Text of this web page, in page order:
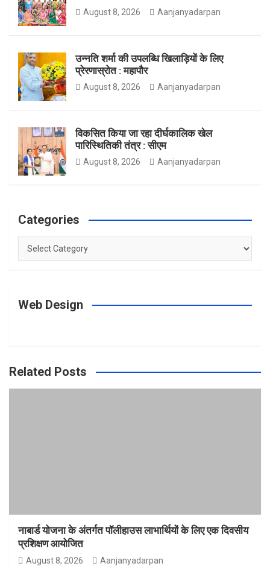
m
August 8, 2026 Aanjanyadarpan
उन्नति शर्मा की उपलब्धि खिलाड़ियों के लिए
प्रेरणास्रोत : महापौर
August 8, 2026 Aanjanyadarpan
विकसित किया जा रहा दीर्घकालिक खेल
पारिस्थितिकी तंत्र : सीएम
August 8, 2026 Aanjanyadarpan
Categories
Categories
Web Design
Related Posts
नाबार्ड योजना के अंतर्गत पॉलीहाउस लाभार्थियों के लिए एक दिवसीय
प्रशिक्षण आयोजित
August 8, 2026 Aanjanyadarpan